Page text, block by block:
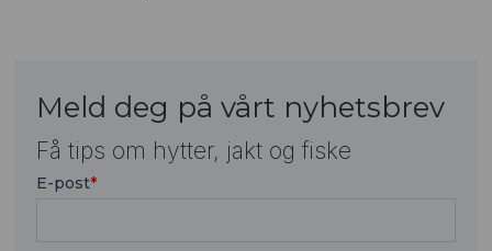
Meld deg på vårt nyhetsbrev
Få tips om hytter, jakt og fiske